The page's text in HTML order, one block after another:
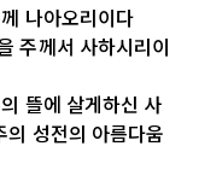
나아오리이다
주께서 사하시리이
뜰에 살게하신 사
성전의 아름다움